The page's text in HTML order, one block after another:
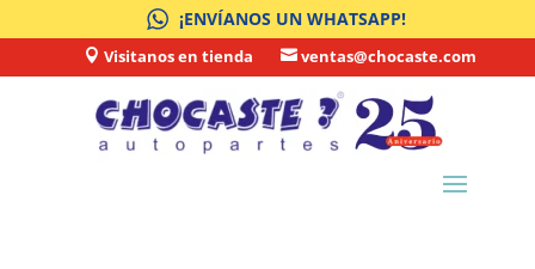
¡ENVÍANOS UN WHATSAPP!
 Visitanos en tienda  ventas@chocaste.com